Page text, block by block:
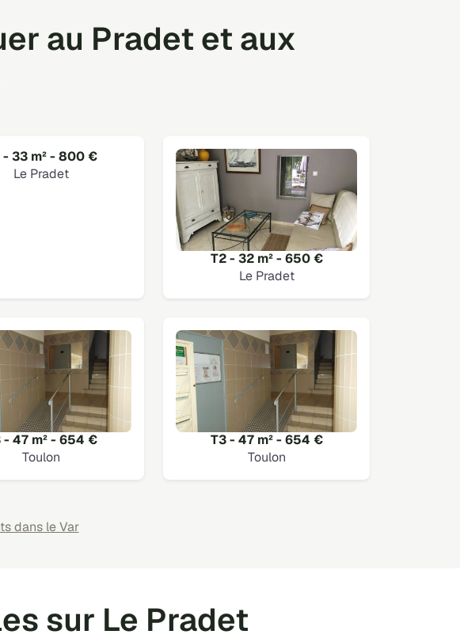
au Pradet et aux
- 33 m² - 800 €
Le Pradet
T2 - 32 m² - 650 €
Le Pradet
- 47 m² - 654 €
Toulon
T3 - 47 m² - 654 €
Toulon
dans le Var
sur Le Pradet